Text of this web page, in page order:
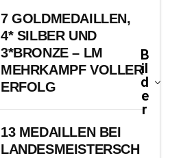
B
il
d
e
r
7 GOLDMEDAILLEN,
4* SILBER UND
3*BRONZE – LM
MEHRKAMPF VOLLER
ERFOLG
13 MEDAILLEN BEI
LANDESMEISTERSCH